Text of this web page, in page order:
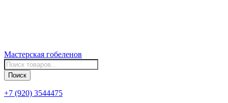
Мастерская гобеленов
Поиск
товаров
Поиск
+7 (920) 3544475